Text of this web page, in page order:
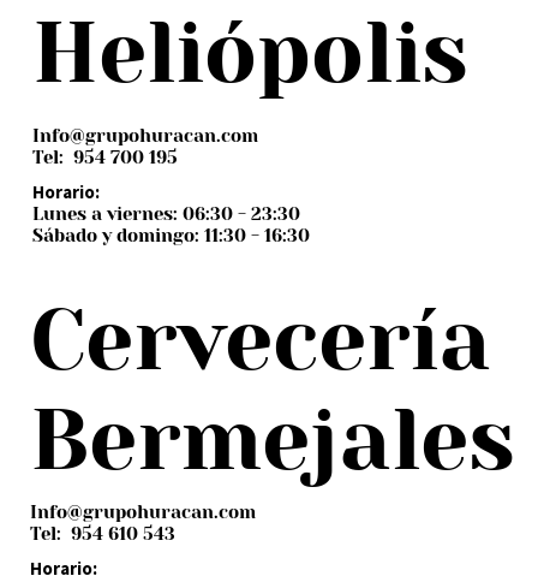
Heliópolis
Info@grupohuracan.com
Tel: 954 700 195
Horario:
Lunes a viernes: 06:30 - 23:30
Sábado y domingo: 11:30 - 16:30
Cervecería
Bermejales
Info@grupohuracan.com
Tel: 954 610 543
Horario: